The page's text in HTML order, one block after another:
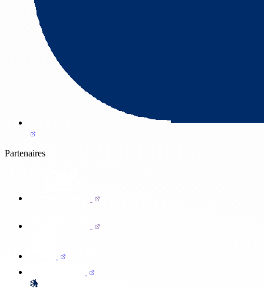
Partenaires